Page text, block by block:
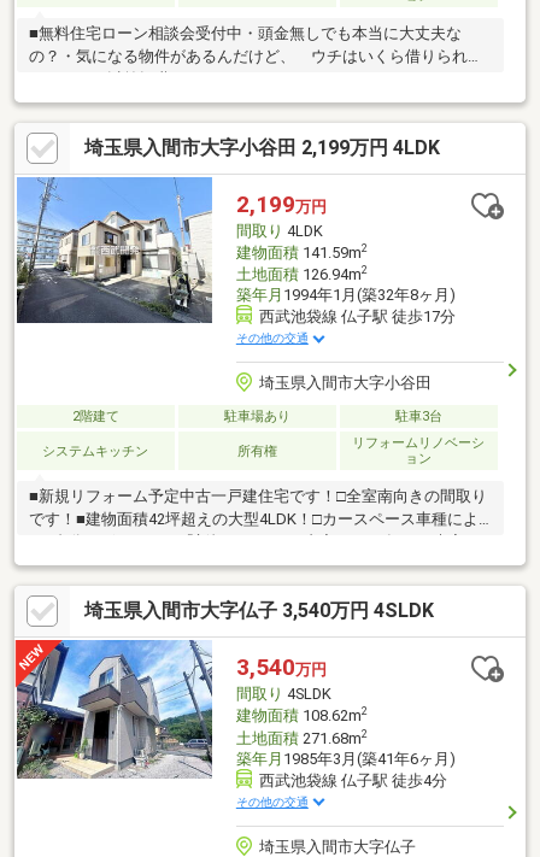
■無料住宅ローン相談会受付中・頭金無しでも本当に大丈夫な
の？・気になる物件があるんだけど、 ウチはいくら借りられる
て？変動金利って？・個人で事業をしているんだけど・・資金計
画で成功する住宅ローンのことを経験豊富なスタッフが丁寧にご
説明いたします。◆見学予約はフリーダイヤル0120-974-443まで
（スマートフォンの方は青の「電話マーク」をクリック）◆まず
は資料が欲しい方はオレンジの「資料請求する（無料）」ボタン
をクリック
埼玉県入間市大字小谷田 2,199万円 4LDK
2,199万円
間取り 4LDK
建物面積141.59m2
土地面積126.94m2
築年月 1994年1月(築32年8ヶ月)
西武池袋線 仏子駅 徒歩17分
その他の交通
埼玉県入間市大字小谷田
2階建て 駐車場あり 駐車3台
システムキッチン 所有権
リフォームリノベーシ
ョン
■新規リフォーム予定中古一戸建住宅です！□全室南向きの間取り
です！■建物面積42坪超えの大型4LDK！□カースペース車種によ
予定）』◎キッチン交換◎ユニットバス交換◎洗面化粧台交換◎
トイレ交換◎給湯器交換◎クロス張替◎照明交換◎スイッチコン
セント交換当日のご見学予約も承ります。お気軽に【TEL：0120-
284-788】 までお電話下さい！■詳しい資料のご請求・物件見学の
ご依頼はページ内の無料【資料請求】・【見学予約する】ボタン
よりお進みください。
埼玉県入間市大字仏子 3,540万円 4SLDK
3,540万円
間取り 4SLDK
建物面積108.62m2
土地面積271.68m2
築年月 1985年3月(築41年6ヶ月)
西武池袋線 仏子駅 徒歩4分
その他の交通
埼玉県入間市大字仏子